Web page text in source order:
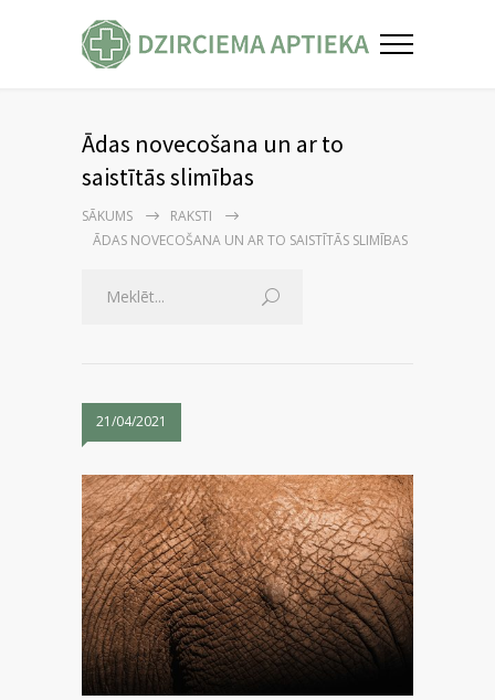
Ādas novecošana un ar to
saistītās slimības
SĀKUMS
RAKSTI
ĀDAS NOVECOŠANA UN AR TO SAISTĪTĀS SLIMĪBAS
21/04/2021